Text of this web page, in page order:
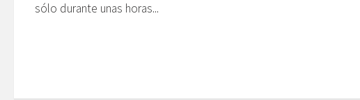
sólo durante unas horas...